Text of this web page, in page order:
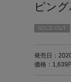
ピン
SOLD OUT
発売日：
価格：1,639